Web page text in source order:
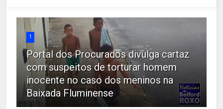
1
Portal dos Procurados divulga cartaz
com suspeitos de torturar homem
inocente no caso dos meninos na
Baixada Fluminense